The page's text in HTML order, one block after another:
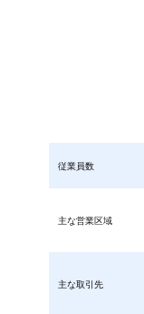
従業員数
主な営業区域
主な取引先